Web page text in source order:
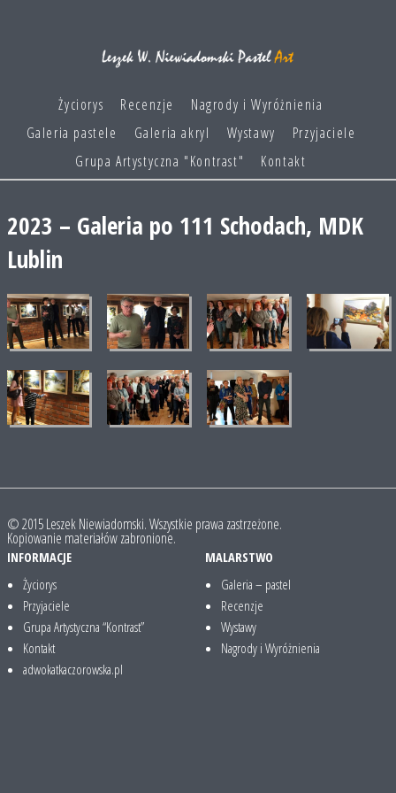
Życiorys Recenzje
Nagrody i Wyróżnienia
Galeria pastele
Galeria akryl Wystawy
Przyjaciele
Grupa Artystyczna "Kontrast"
Kontakt
2023 – Galeria po 111 Schodach, MDK
Lublin
© 2015 Leszek Niewiadomski. Wszystkie prawa zastrzeżone.
Kopiowanie materiałów zabronione.
INFORMACJE
Życiorys
Przyjaciele
Grupa Artystyczna “Kontrast”
Kontakt
adwokatkaczorowska.pl
MALARSTWO
Galeria – pastel
Recenzje
Wystawy
Nagrody i Wyróżnienia